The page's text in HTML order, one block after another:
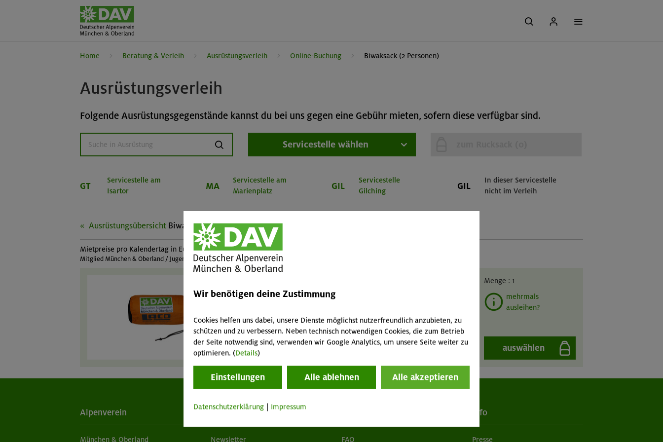
Home Beratung & Verleih Ausrüstungsverleih Online-Buchung Biwaksack (2 Personen)
Ausrüstungsverleih
Folgende Ausrüstungsgegenstände kannst du bei uns gegen eine Gebühr mieten, sofern diese verfügbar sind.
suchen Servicestelle wählen
GT
Servicestelle am
Isartor
MA
Servicestelle am
Marienplatz
GIL
Servicestelle
Gilching
GIL
In dieser Servicestelle
nicht im Verleih
Ausrüstungsübersicht Biwaksack (2 Personen)
Mietpreise pro Kalendertag in Euro:
Mitglied München & Oberland / Jugendmitglied München & Oberland (<18 Jahre) / Nichtmitglied
1,5 / 0,75 / 3 € pro Tag
Menge : 1
mehrmals
ausleihen?
auswählen
Alpenverein
München & Oberland
Aktuelles
Newsletter FAQ
Info
Presse
Wir benötigen deine Zustimmung
Cookies helfen uns dabei, unsere Dienste möglichst nutzerfreundlich anzubieten, zu
schützen und zu verbessern. Neben technisch notwendigen Cookies, die zum Betrieb
der Seite notwendig sind, verwenden wir Google Analytics, um unsere Seite weiter zu
optimieren. (Details)
Einstellungen Alle ablehnen Alle akzeptieren
Datenschutzerklärung Impressum